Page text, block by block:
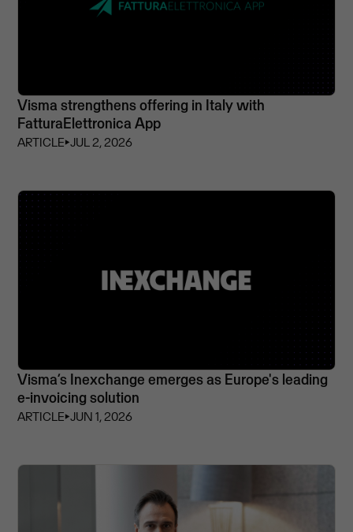
Visma strengthens offering in Italy with
FatturaElettronica App
ARTICLE⏵JUL 2, 2026
Visma’s Inexchange emerges as Europe's leading
e-invoicing solution
ARTICLE⏵JUN 1, 2026